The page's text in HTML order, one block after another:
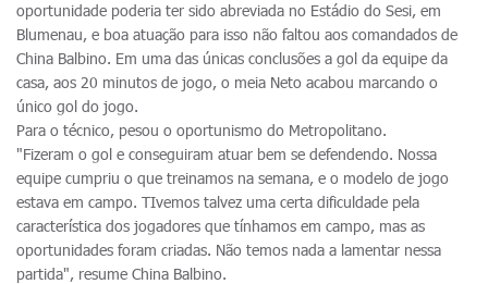
oportunidade poderia ter sido abreviada no Estádio do Sesi, em
Blumenau, e boa atuação para isso não faltou aos comandados de
China Balbino. Em uma das únicas conclusões a gol da equipe da
casa, aos 20 minutos de jogo, o meia Neto acabou marcando o
único gol do jogo.
Para o técnico, pesou o oportunismo do Metropolitano.
"Fizeram o gol e conseguiram atuar bem se defendendo. Nossa
equipe cumpriu o que treinamos na semana, e o modelo de jogo
estava em campo. TIvemos talvez uma certa dificuldade pela
característica dos jogadores que tínhamos em campo, mas as
oportunidades foram criadas. Não temos nada a lamentar nessa
partida", resume China Balbino.